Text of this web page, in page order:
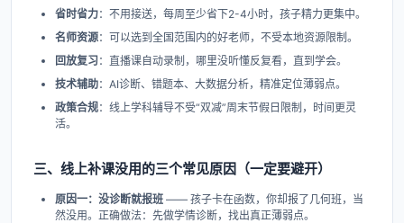
省时省力：不用接送，每周至少省下2-4小时，孩子精力更集中。
名师资源：可以选到全国范围内的好老师，不受本地资源限制。
回放复习：直播课自动录制，哪里没听懂反复看，直到学会。
技术辅助：AI诊断、错题本、大数据分析，精准定位薄弱点。
政策合规：线上学科辅导不受“双减”周末节假日限制，时间更灵
活。
三、线上补课没用的三个常见原因（一定要避开）
原因一：没诊断就报班 —— 孩子卡在函数，你却报了几何班，当
然没用。正确做法：先做学情诊断，找出真正薄弱点。